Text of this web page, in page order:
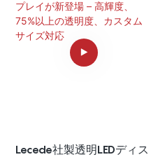
Lecede社製透明LEDディス